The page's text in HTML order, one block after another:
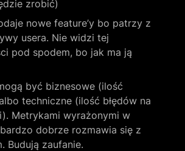
zrobić)
nowe feature’y bo patrzy z
usera. Nie widzi tej
pod spodem, bo jak ma ją
być biznesowe (ilość
techniczne (ilość błędów na
Metrykami wyrażonymi w
dobrze rozmawia się z
Budują zaufanie.